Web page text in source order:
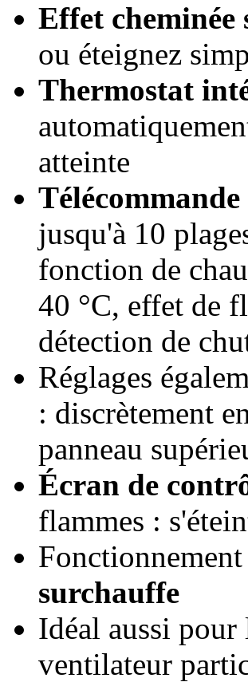
Effet
ou éteignez
Thermostat
atteinte
jusqu'à 10
fonction de
40 °C, effet de
détection de
Réglages
: discrètement
panneau
Écran de
flammes :
surchauffe
Idéal aussi
ventilateur